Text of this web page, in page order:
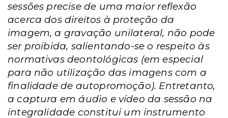
sessões precise de uma maior reflexão
acerca dos direitos à proteção da
imagem, a gravação unilateral, não pode
ser proibida, salientando-se o respeito às
normativas deontológicas (emespecial
para não utilização das imagens com a
finalidade de autopromoção). Entretanto,
a captura em áudio e vídeo da sessão na
integralidade constitui um instrumento